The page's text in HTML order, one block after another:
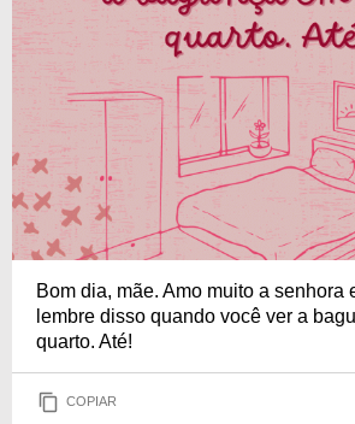
Bom dia, mãe. Amo muito a senhora
lembre disso quando você ver a
quarto. Até!
COPIAR